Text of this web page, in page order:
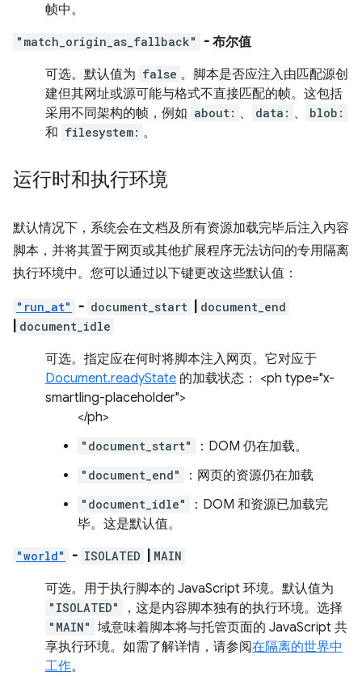
帧中。
"match_origin_as_fallback"
- 布尔值
可选。 默认值为 false 。脚本是否应注入由匹配源创
建但其网址或源可能与格式不直接匹配的帧。这包括
采用不同架构的帧，例如 about: 、 data: 、 blob:
和 filesystem: 。
运行时和执行环境
默认情况下，系统会在文档及所有资源加载完毕后注入内容
脚本，并将其置于网页或其他扩展程序无法访问的专用隔离
执行环境中。您可以通过以下键更改这些默认值：
"run_at" - document_start document_end
document_idle
可选。 指定应在何时将脚本注入网页。它对应于
Document.readyState 的加载状态： <ph type="x-
smartling-placeholder">
</ph>
"document_start" ：DOM 仍在加载。
"document_end" ：网页的资源仍在加载
"document_idle"
：DOM 和资源已加载完
毕。这是默认值。
"world" - ISOLATED MAIN
可选。 用于执行脚本的 JavaScript 环境。默认值为
"ISOLATED" ，这是内容脚本独有的执行环境。选择
"MAIN" 域意味着脚本将与托管页面的 JavaScript 共
享执行环境。如需了解详情，请参阅在隔离的世界中
工作。